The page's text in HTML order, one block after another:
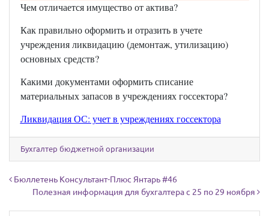
Чем отличается имущество от актива?
Как правильно оформить и отразить в учете
учреждения ликвидацию (демонтаж, утилизацию)
основных средств?
Какими документами оформить списание
материальных запасов в учреждениях госсектора?
Ликвидация ОС: учет в учреждениях госсектора
Бухгалтер бюджетной организации
Навигация по записям
Бюллетень Консультант-Плюс Янтарь #46
Полезная информация для бухгалтера с 25 по 29 ноября